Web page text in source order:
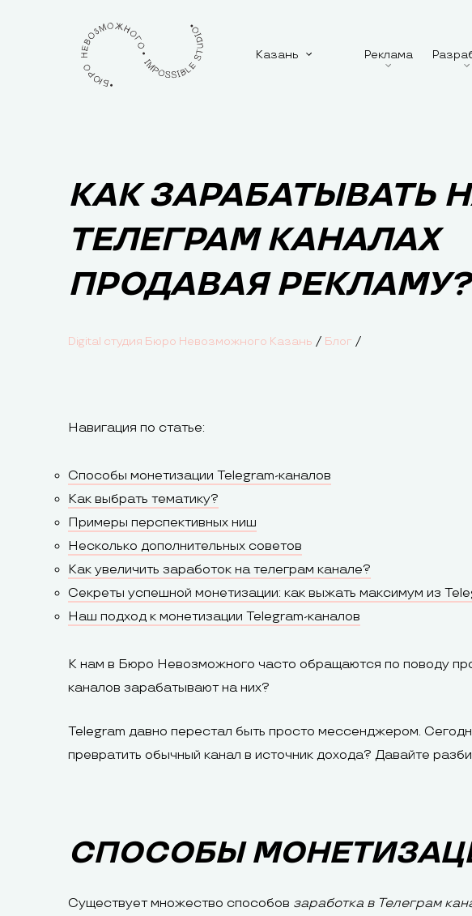
Казань Реклама
КАК ЗАРАБАТЫВАТЬ
ТЕЛЕГРАМ КАНАЛАХ
ПРОДАВАЯ РЕКЛАМУ?
Digital студия Бюро Невозможного Казань / Блог /
Навигация по статье:
Способы монетизации Telegram-каналов
Как выбрать тематику?
Примеры перспективных ниш
Несколько дополнительных советов
Как увеличить заработок на телеграм канале?
Секреты успешной монетизации: как выжать максимум из
Наш подход к монетизации Telegram-каналов
К нам в Бюро Невозможного часто обращаются по поводу
каналов зарабатывают на них?
Telegram давно перестал быть просто мессенджером.
превратить обычный канал в источник дохода? Давайте
СПОСОБЫ
Существует множество способов заработка в Телеграм